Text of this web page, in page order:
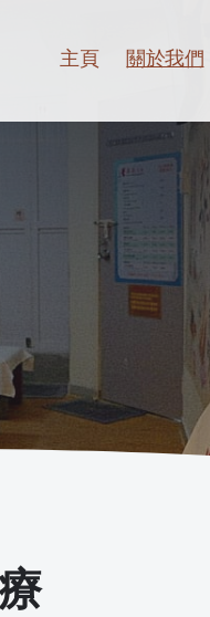
主頁 關於我們